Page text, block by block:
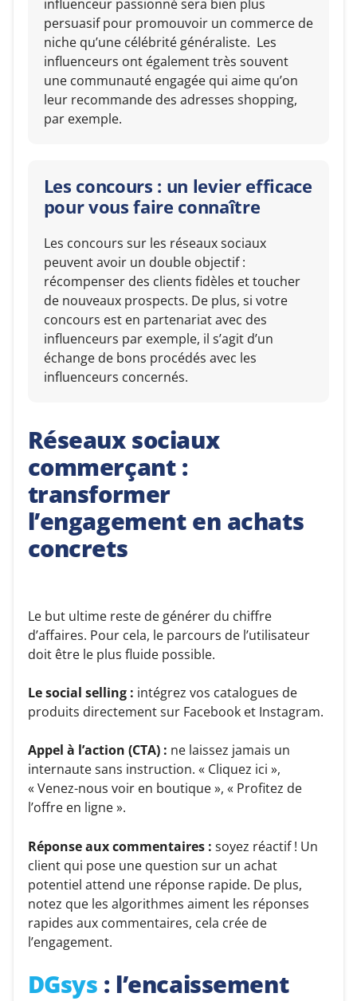
influenceur passionné sera bien plus
persuasif pour promouvoir un commerce de
niche qu’une célébrité généraliste. Les
influenceurs ont également très souvent
une communauté engagée qui aime qu’on
leur recommande des adresses shopping,
par exemple.
Les concours : un levier efficace
pour vous faire connaître
Les concours sur les réseaux sociaux
peuvent avoir un double objectif :
récompenser des clients fidèles et toucher
de nouveaux prospects. De plus, si votre
concours est en partenariat avec des
influenceurs par exemple, il s’agit d’un
échange de bons procédés avec les
influenceurs concernés.
Réseaux sociaux
commerçant :
transformer
l’engagement en achats
concrets
Le but ultime reste de générer du chiffre
d’affaires. Pour cela, le parcours de l’utilisateur
doit être le plus fluide possible.
Le social selling : intégrez vos catalogues de
produits directement sur Facebook et Instagram.
Appel à l’action (CTA) : ne laissez jamais un
internaute sans instruction. « Cliquez ici »,
« Venez-nous voir en boutique », « Profitez de
l’offre en ligne ».
Réponse aux commentaires : soyez réactif ! Un
client qui pose une question sur un achat
potentiel attend une réponse rapide. De plus,
notez que les algorithmes aiment les réponses
rapides aux commentaires, cela crée de
l’engagement.
DGsys : l’encaissement